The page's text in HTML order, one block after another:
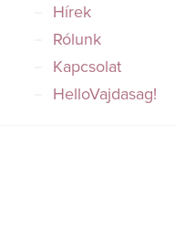
Hírek
Rólunk
Kapcsolat
HelloVajdasag!